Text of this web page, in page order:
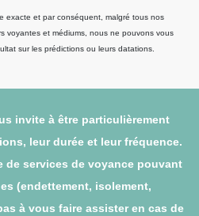
exacte et par conséquent, malgré tous nos
voyantes et médiums, nous ne pouvons vous
sur les prédictions ou leurs datations.
invite à être particulièrement
leur durée et leur fréquence.
de services de voyance pouvant
(endettement, isolement,
à vous faire assister en cas de